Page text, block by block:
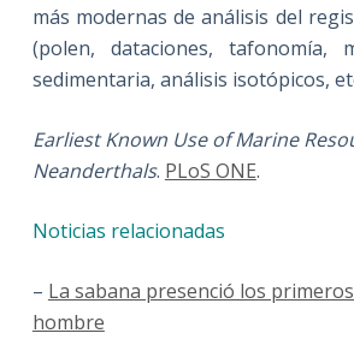
más modernas de análisis del
(polen, dataciones, tafonomía,
sedimentaria, análisis isotópicos,
Earliest Known Use of Marine
Neanderthals. PLoS ONE.
Noticias relacionadas
– La sabana presenció los
hombre